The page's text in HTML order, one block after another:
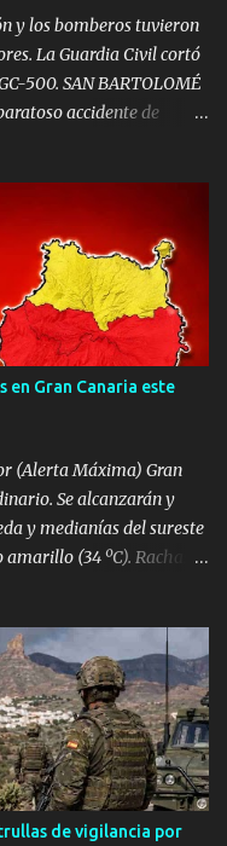
de Urgencias
y los bomberos tuvieron
La Guardia Civil cortó
500. SAN BARTOLOMÉ
accidente de
de Gran Canaria. El
entre ocho y diez
con ocho personas
calcinados y la
El incidente tuvo lugar
kilométrico 53 de la
de Tirajana,
a Puerto Rico. Dos
Tras recibir la alerta,
Gran Canaria este
(Alerta Máxima) Gran
Se alcanzarán y
y medianías del sureste
(34 ºC). Rachas
ºC a 35 ºC en el área
La Palma, La
por máximas
hasta 70-80 km/h en La
Martes, 4 de agosto:
y La Palma Gran
de 39 ºC ,
de vigilancia por